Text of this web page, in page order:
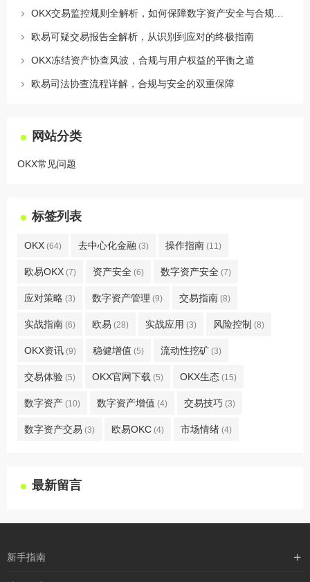
欧易可疑交易报告全解析，从识别到应对的终极指南
OKX冻结资产协查风波，合规与用户权益的平衡之道
欧易司法协查流程详解，合规与安全的双重保障
网站分类
OKX常见问题
标签列表
OKX (64) 去中心化金融 (3) 操作指南 (11)
欧易OKX (7) 资产安全 (6) 数字资产安全 (7)
应对策略 (3) 数字资产管理 (9) 交易指南 (8)
实战指南 (6) 欧易 (28) 实战应用 (3) 风险控制 (8)
OKX资讯 (9) 稳健增值 (5) 流动性挖矿 (3)
交易体验 (5) OKX官网下载 (5) OKX生态 (15)
数字资产 (10) 数字资产增值 (4) 交易技巧 (3)
数字资产交易 (3) 欧易OKC (4) 市场情绪 (4)
最新留言
新手指南